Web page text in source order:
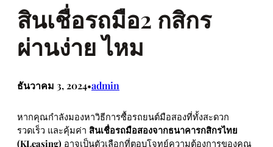
สินเชื่อรถมือ2 กสิกร
ผ่านง่าย ไหม
ธันวาคม 3, 2024•admin
หากคุณกำลังมองหาวิธีการซื้อรถยนต์มือสองที่ทั้งสะดวก
รวดเร็ว และคุ้มค่า สินเชื่อรถมือสองจากธนาคารกสิกรไทย
(KLeasing) อาจเป็นตัวเลือกที่ตอบโจทย์ความต้องการของคุณ